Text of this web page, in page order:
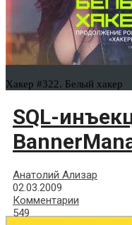
Хакер #322. Белый хакер
SQL-
Анатолий Ализар
02.03.2009
Комментарии
549